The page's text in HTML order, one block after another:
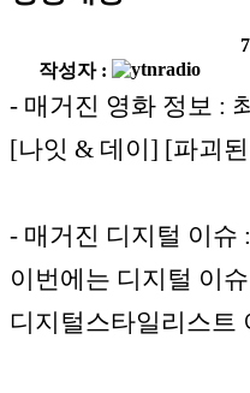
작성자 :
- 매거진 영화 정보 :
[나잇 & 데이] [파괴
- 매거진 디지털 이슈
이번에는 디지털 이
디지털스타일리스트